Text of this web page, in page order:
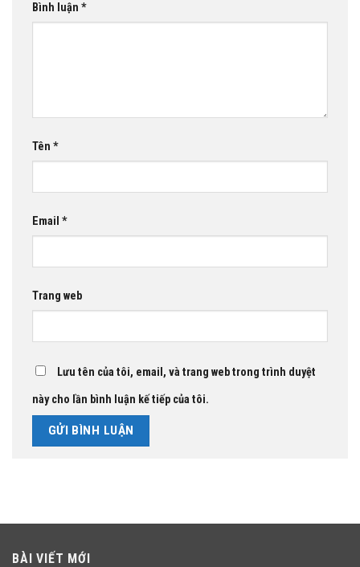
Bình luận *
Tên *
Email *
Trang web
Lưu tên của tôi, email, và trang web trong trình duyệt
này cho lần bình luận kế tiếp của tôi.
BÀI VIẾT MỚI